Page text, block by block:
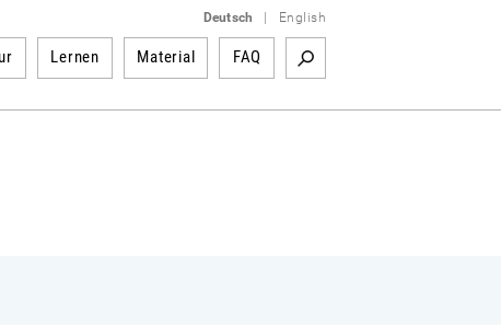
Deutsch English
Lernen Material FAQ